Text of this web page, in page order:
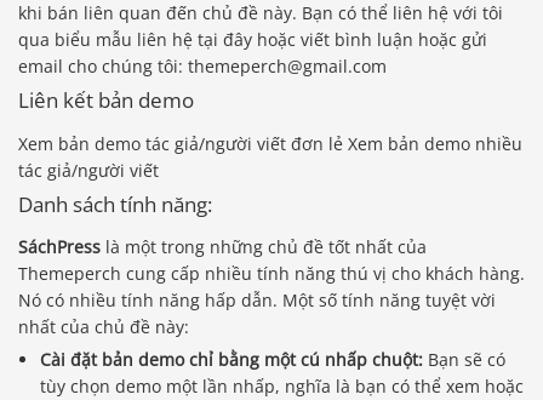
khi bán liên quan đến chủ đề này. Bạn có thể liên hệ với tôi
qua biểu mẫu liên hệ tại đây hoặc viết bình luận hoặc gửi
email cho chúng tôi: themeperch@gmail.com
Liên kết bản demo
Xem bản demo tác giả/người viết đơn lẻ Xem bản demo nhiều
tác giả/người viết
Danh sách tính năng:
SáchPress là một trong những chủ đề tốt nhất của
Themeperch cung cấp nhiều tính năng thú vị cho khách hàng.
Nó có nhiều tính năng hấp dẫn. Một số tính năng tuyệt vời
nhất của chủ đề này:
Cài đặt bản demo chỉ bằng một cú nhấp chuột: Bạn sẽ có
tùy chọn demo một lần nhấp, nghĩa là bạn có thể xem hoặc